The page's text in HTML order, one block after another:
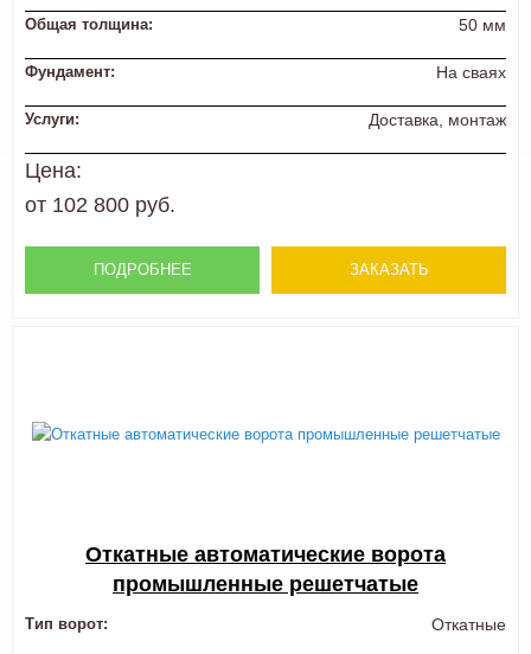
Общая толщина: 50 мм
Фундамент: На сваях
Услуги: Доставка, монтаж
Цена:
от 102 800 руб.
ПОДРОБНЕЕ ЗАКАЗАТЬ
Откатные автоматические ворота
промышленные решетчатые
Тип ворот: Откатные